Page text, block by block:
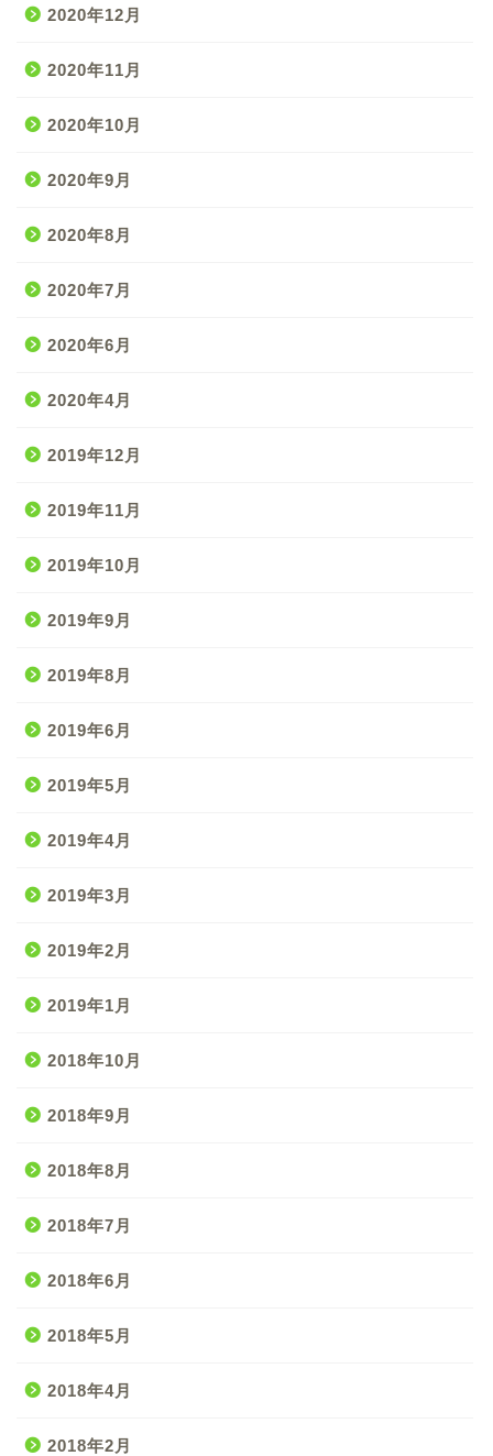
2020年12月
2020年11月
2020年10月
2020年9月
2020年8月
2020年7月
2020年6月
2020年4月
2019年12月
2019年11月
2019年10月
2019年9月
2019年8月
2019年6月
2019年5月
2019年4月
2019年3月
2019年2月
2019年1月
2018年10月
2018年9月
2018年8月
2018年7月
2018年6月
2018年5月
2018年4月
2018年2月